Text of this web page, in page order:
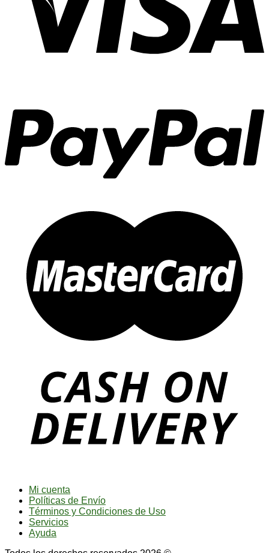
Mi cuenta
Políticas de Envío
Términos y Condiciones de Uso
Servicios
Ayuda